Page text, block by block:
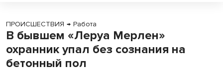
ПРОИСШЕСТВИЯ → Работа
В бывшем «Леруа Мерлен»
охранник упал без сознания на
бетонный пол